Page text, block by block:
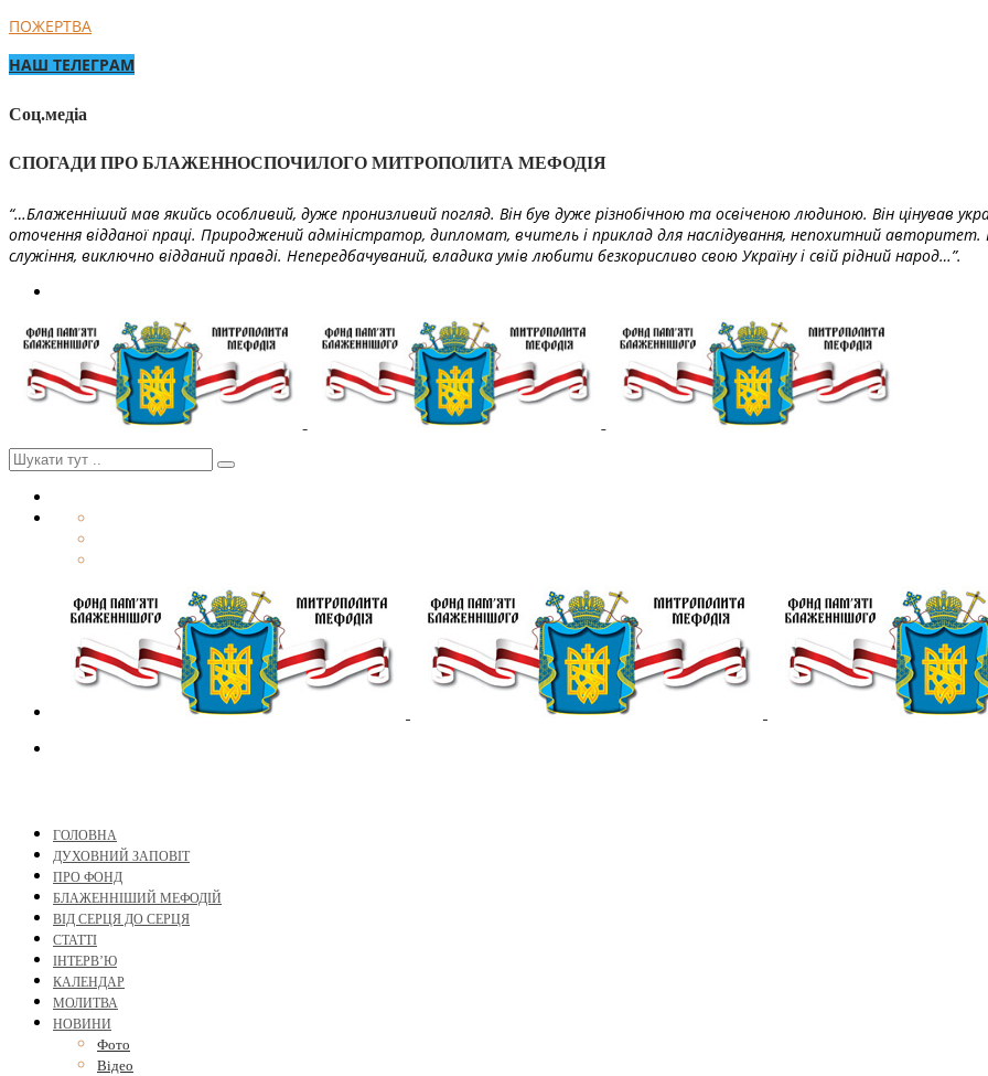
ПОЖЕРТВА
НАШ ТЕЛЕГРАМ
Соц.медіа
СПОГАДИ ПРО БЛАЖЕННОСПОЧИЛОГО МИТРОПОЛИТА МЕФОДІЯ
“…Блаженніший мав якийсь особливий, дуже пронизливий погляд. Він був дуже різнобічною та освіченою людиною. Він цінував
оточення відданої праці. Природжений адміністратор, дипломат, вчитель і приклад для наслідування, непохитний
служіння, виключно відданий правді. Непередбачуваний, владика умів любити безкорисливо свою Україну і свій рідний народ…”.
ГОЛОВНА
ДУХОВНИЙ ЗАПОВІТ
ПРО ФОНД
БЛАЖЕННІШИЙ МЕФОДІЙ
ВІД СЕРЦЯ ДО СЕРЦЯ
СТАТТІ
ІНТЕРВ’Ю
КАЛЕНДАР
МОЛИТВА
НОВИНИ
Фото
Відео